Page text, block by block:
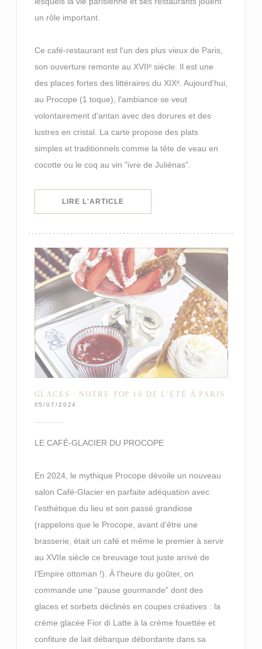
un rôle important.
Ce café-restaurant est l'un des plus vieux de Paris,
son ouverture remonte au XVIIᵉ siècle. Il est une
des places fortes des littéraires du XIXᵉ. Aujourd'hui,
au Procope (1 toque), l'ambiance se veut
volontairement d'antan avec des dorures et des
lustres en cristal. La carte propose des plats
simples et traditionnels comme la tête de veau en
cocotte ou le coq au vin "ivre de Juliénas".
LIRE L'ARTICLE((OUVRE UNE NOUVELLE
GLACES : NOTRE TOP 10 DE L’ÉTÉ À PARIS
05/07/2024
LE CAFÉ-GLACIER DU PROCOPE
En 2024, le mythique Procope dévoile un nouveau
salon Café-Glacier en parfaite adéquation avec
l’esthétique du lieu et son passé grandiose
(rappelons que le Procope, avant d’être une
brasserie, était un café et même le premier à servir
au XVIIe siècle ce breuvage tout juste arrivé de
l’Empire ottoman !). À l’heure du goûter, on
commande une “pause gourmande” dont des
glaces et sorbets déclinés en coupes créatives : la
crème glacée Fior di Latte à la crème fouettée et
confiture de lait débarque débordante dans sa